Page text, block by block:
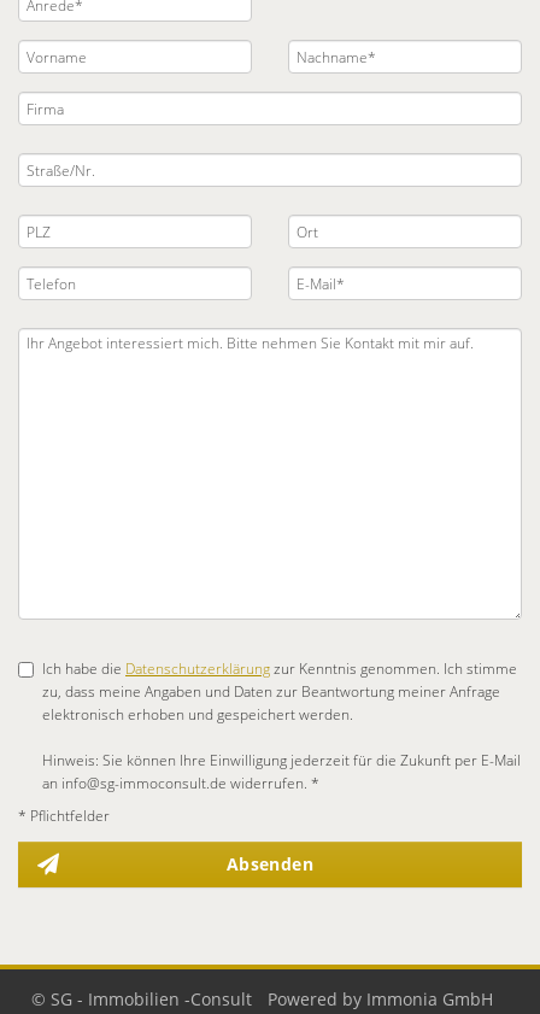
Ich habe die Datenschutzerklärungzur Kenntnis genommen. Ich stimme
zu, dass meine Angaben und Daten zur Beantwortung meiner Anfrage
elektronisch erhoben und gespeichert werden.
Hinweis: Sie können Ihre Einwilligung jederzeit für die Zukunft per E-Mail
an info@sg-immoconsult.de widerrufen. *
* Pflichtfelder
Absenden
© SG - Immobilien -Consult Powered by Immonia GmbH